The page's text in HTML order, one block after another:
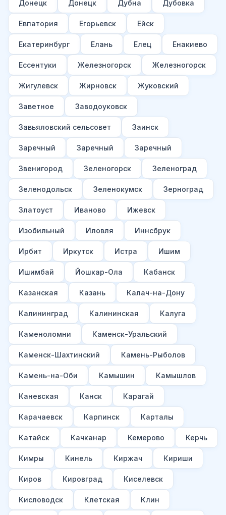
Донецк Донецк Дубна Дубовка
Евпатория Егорьевск Ейск
Екатеринбург Елань Елец Енакиево
Ессентуки Железногорск Железногорск
Жигулевск Жирновск Жуковский
Заветное Заводоуковск
Завьяловский сельсовет Заинск
Заречный Заречный Заречный
Звенигород Зеленогорск Зеленоград
Зеленодольск Зеленокумск Зерноград
Златоуст Иваново Ижевск
Изобильный Иловля Иннсбрук
Ирбит Иркутск Истра Ишим
Ишимбай Йошкар-Ола Кабанск
Казанская Казань Калач-на-Дону
Калининград Калининская Калуга
Каменоломни Каменск-Уральский
Каменск-Шахтинский Камень-Рыболов
Камень-на-Оби Камышин Камышлов
Каневская Канск Карагай
Карачаевск Карпинск Карталы
Катайск Качканар Кемерово Керчь
Кимры Кинель Киржач Кириши
Киров Кировград Киселевск
Кисловодск Клетская Клин